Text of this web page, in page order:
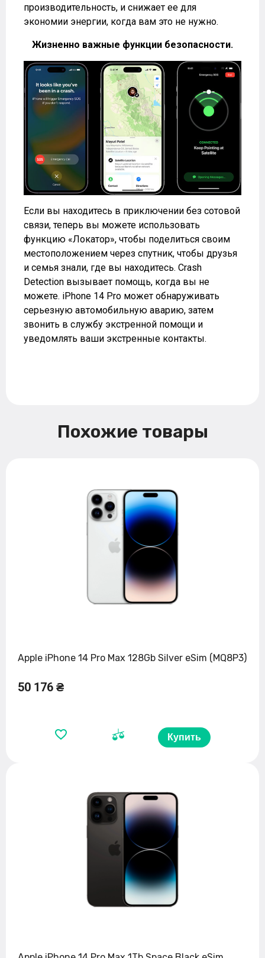
производительность, и снижает ее для
экономии энергии, когда вам это не нужно.
Жизненно важные функции безопасности.
Если вы находитесь в приключении без сотовой
связи, теперь вы можете использовать
функцию «Локатор», чтобы поделиться своим
местоположением через спутник, чтобы друзья
и семья знали, где вы находитесь. Crash
Detection вызывает помощь, когда вы не
можете. iPhone 14 Pro может обнаруживать
серьезную автомобильную аварию, затем
звонить в службу экстренной помощи и
уведомлять ваши экстренные контакты.
Похожие товары
Apple iPhone 14 Pro Max 128Gb Silver eSim (MQ8P3)
50 176 ₴
Купить